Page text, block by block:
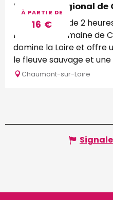
À PARTIR DE
16 €
Domaine Régional
Situé à moins de 2
l’année, le Domaine de
domine la Loire et offre
le fleuve sauvage et une
Chaumont-sur-Loire